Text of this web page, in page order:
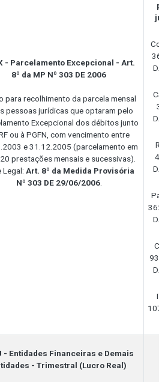
- Parcelamento Excepcional - Art.
8º da MP Nº 303 DE 2006
para recolhimento da parcela mensal
pessoas jurídicas que optaram pelo
Excepcional dos débitos junto
ou à PGFN, com vencimento entre
e 31.12.2005 (parcelamento em
prestações mensais e sucessivas).
Legal: Art. 8º da Medida Provisória
Nº 303 DE 29/06/2006.
1070
- Entidades Financeiras e Demais
- Trimestral (Lucro Real)